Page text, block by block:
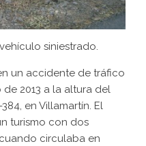
siniestrado.
un accidente de tráfico
2013 a la altura del
en Villamartín. El
turismo con dos
circulaba en